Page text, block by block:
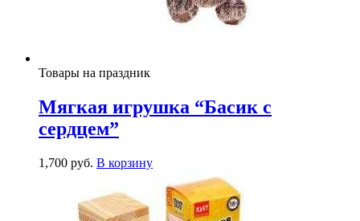
Товары на праздник
Мягкая игрушка “Басик с
сердцем”
1,700 руб. В корзину